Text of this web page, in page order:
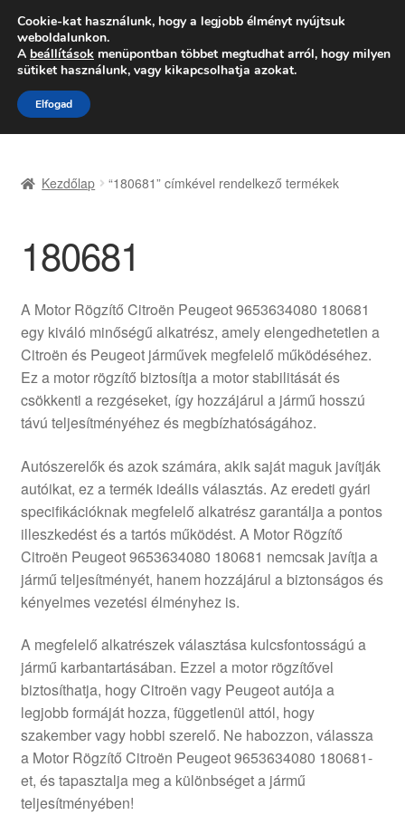
SZÁLLÍTÁS 2618 Ft-tól
Hétfő-Péntek 9:00–16:0006 80 088 054
Ugrás
a
navigációhoz
Kilépés
a
tartalomba
Adatvédelmi irányelvek
Felhasználási feltételek
Kifizetések
Panasz
Panaszkezelési szabályzat
Pénztár
Rólunk
Saját fiókom
Szállítás világszerte
Szekér
Kezdőlap “180681” címkével rendelkező termékek
180681
A Motor Rögzítő Citroën Peugeot 9653634080 180681
egy kiváló minőségű alkatrész, amely elengedhetetlen a
Citroën és Peugeot járművek megfelelő működéséhez.
Ez a motor rögzítő biztosítja a motor stabilitását és
csökkenti a rezgéseket, így hozzájárul a jármű hosszú
távú teljesítményéhez és megbízhatóságához.
Autószerelők és azok számára, akik saját maguk javítják
autóikat, ez a termék ideális választás. Az eredeti gyári
specifikációknak megfelelő alkatrész garantálja a pontos
illeszkedést és a tartós működést. A Motor Rögzítő
Citroën Peugeot 9653634080 180681 nemcsak javítja a
jármű teljesítményét, hanem hozzájárul a biztonságos és
kényelmes vezetési élményhez is.
A megfelelő alkatrészek választása kulcsfontosságú a
jármű karbantartásában. Ezzel a motor rögzítővel
biztosíthatja, hogy Citroën vagy Peugeot autója a
legjobb formáját hozza, függetlenül attól, hogy
szakember vagy hobbi szerelő. Ne habozzon, válassza
a Motor Rögzítő Citroën Peugeot 9653634080 180681-
et, és tapasztalja meg a különbséget a jármű
teljesítményében!
Cookie-kat használunk, hogy a legjobb élményt nyújtsuk
weboldalunkon.
A beállítások menüpontban többet megtudhat arról, hogy milyen
sütiket használunk, vagy kikapcsolhatja azokat.
Elfogad